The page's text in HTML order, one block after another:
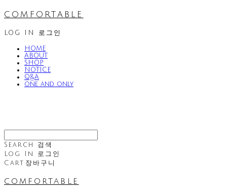
comfortable
LOG IN 로그인
HOME
ABOUT
SHOP
NOTICE
Q&A
one and only
Search
검색
Log In
로그인
Cart 장바구니
comfortable